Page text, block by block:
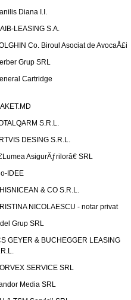
Diana I.I.
LEASING S.A.
Co. Biroul Asociat de AvocaÅ£i
Grup SRL
Cartridge
S.R.L.
DESING S.R.L.
AsigurÄƒrilorâ€ SRL
IDEE
& CO S.R.L.
NICOLAESCU - notar privat
Grup SRL
GEYER & BUCHEGGER LEASING
SERVICE SRL
Media SRL